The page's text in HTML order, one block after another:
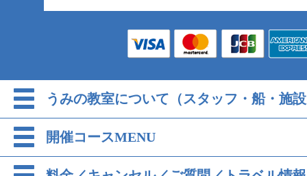
うみの教室について（スタッフ・船・施
開催コースMENU